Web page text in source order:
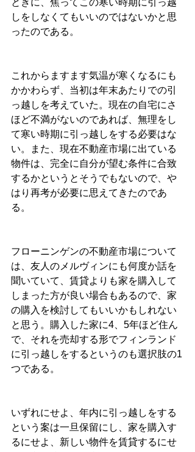
ときに、焦ってこの寒い時期に引っ越
しをしなくてもいいのではないかと思
ったのである。
これからますます気温が寒くなるにも
かかわらず、当初は年末あたりでの引
っ越しを考えていた。現在の自宅にさ
ほど不満がないのであれば、無理をし
て寒い時期に引っ越しをする必要はな
い。また、現在不動産市場に出ている
物件は、完全に自分が望む条件に合致
するかというとそうでもないので、や
はり再考が必要に思えてきたのであ
る。
フローニンゲンの不動産市場について
は、友人のメルヴィンにも何度か話を
聞いていて、賃貸よりも家を購入して
しまった方が良い場合もあるので、家
の購入を検討してもいいかもしれない
と思う。購入した家に4、5年ほど住ん
で、それを売却する形でフィンランド
に引っ越しをするというのも選択肢の1
つである。
いずれにせよ、年内に引っ越しをする
という案は一旦保留にし、家を購入す
るにせよ、新しい物件を賃貸するにせ